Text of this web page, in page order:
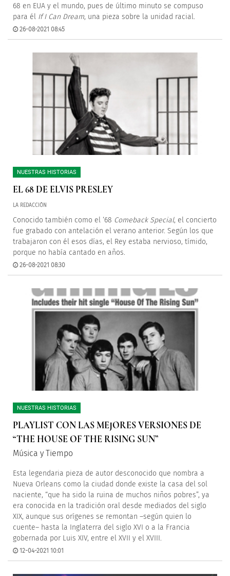
68 en EUA y el mundo, pues de último minuto se compuso
para él If I Can Dream, una pieza sobre la unidad racial.
26-08-2021 08:45
NUESTRAS HISTORIAS
EL 68 DE ELVIS PRESLEY
LA REDACCIÓN
Conocido también como el ‘68 Comeback Special, el concierto
fue grabado con antelación el verano anterior. Según los que
trabajaron con él esos días, el Rey estaba nervioso, tímido,
porque no había cantado en años.
26-08-2021 08:30
NUESTRAS HISTORIAS
PLAYLIST CON LAS MEJORES VERSIONES DE
“THE HOUSE OF THE RISING SUN”
Música y Tiempo
Esta legendaria pieza de autor desconocido que nombra a
Nueva Orleans como la ciudad donde existe la casa del sol
naciente, “que ha sido la ruina de muchos niños pobres”, ya
era conocida en la tradición oral desde mediados del siglo
XIX, aunque sus orígenes se remontan –según quien lo
cuente– hasta la Inglaterra del siglo XVI o a la Francia
gobernada por Luis XIV, entre el XVII y el XVIII.
12-04-2021 10:01